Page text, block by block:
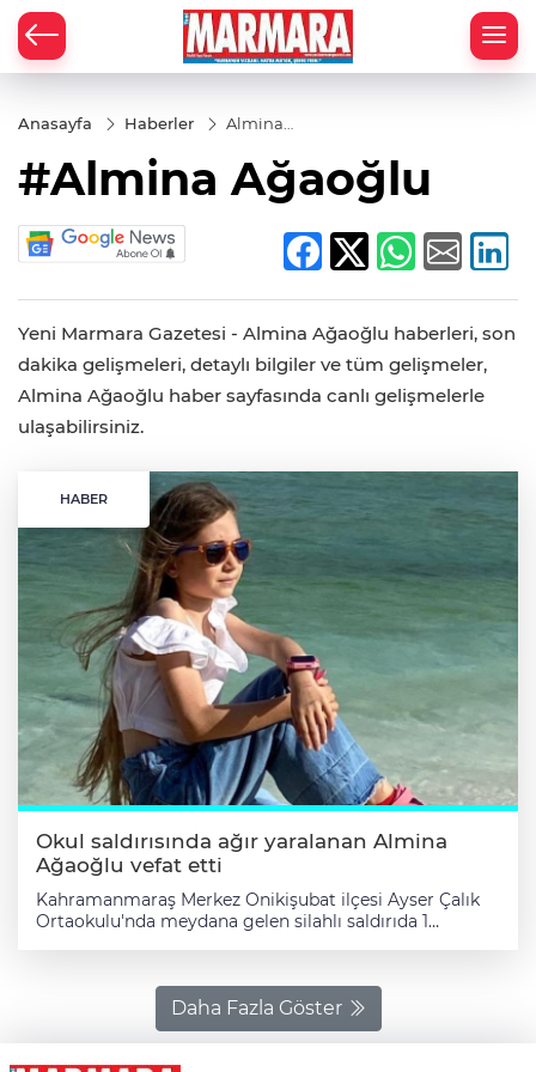
Anasayfa Haberler
Almina
#Almina Ağaoğlu
Yeni Marmara Gazetesi - Almina Ağaoğlu haberleri, son
dakika gelişmeleri, detaylı bilgiler ve tüm gelişmeler,
Almina Ağaoğlu haber sayfasında canlı gelişmelerle
ulaşabilirsiniz.
HABER
Okul saldırısında ağır yaralanan Almina
Ağaoğlu vefat etti
Kahramanmaraş Merkez Onikişubat ilçesi Ayser Çalık
Ortaokulu'nda meydana gelen silahlı saldırıda 1
kafasının arkasına iki kurşun isabet ederek ağır
yaralanan Almina Ağaoğlu bugün saat 05.45'te tedavi
gördüğü hastanede vefat etti. Almina'nın vefatı ile
hayatını kaybeden öğrencilerin sayısı 9'a olayda
Daha Fazla Göster